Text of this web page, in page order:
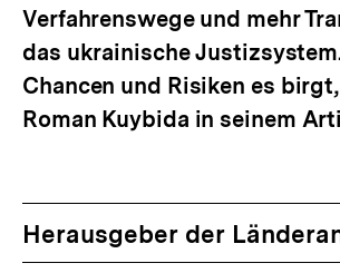
Verfahrenswege und mehr
das ukrainische
Chancen und Risiken es
Roman Kuybida in seinem
Herausgeber der